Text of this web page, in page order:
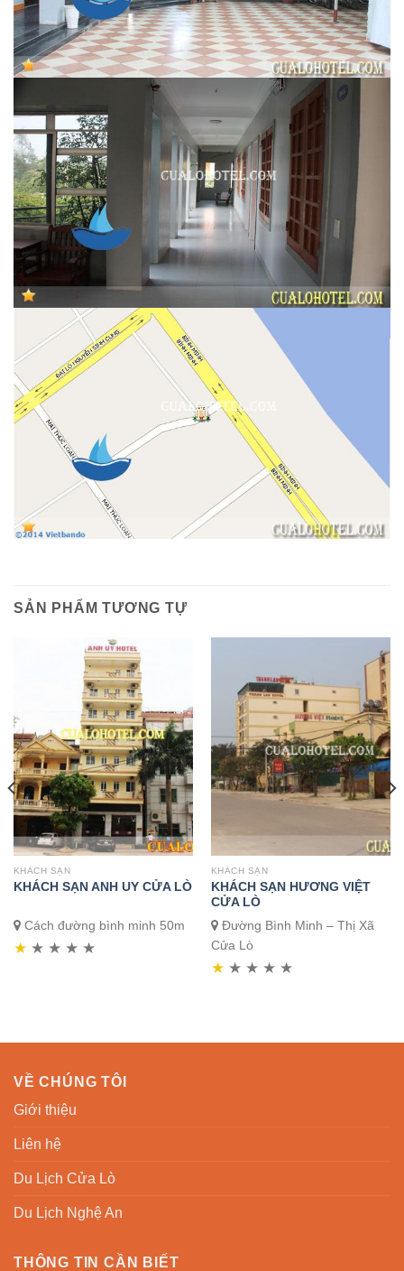
SẢN PHẨM TƯƠNG TỰ
KHÁCH SẠN
KHÁCH SẠN ANH UY CỬA LÒ
Cách đường bình minh 50m
★ ★ ★ ★ ★
KHÁCH SẠN
KHÁCH SẠN HƯƠNG VIỆT
CỬA LÒ
Đường Bình Minh – Thị Xã
Cửa Lò
★ ★ ★ ★ ★
VỀ CHÚNG TÔI
Giới thiệu
Liên hệ
Du Lịch Cửa Lò
Du Lịch Nghệ An
THÔNG TIN CẦN BIẾT